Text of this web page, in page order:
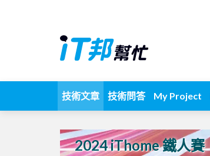
技術文章 技術問答 My Project
2024 iThome 鐵人賽